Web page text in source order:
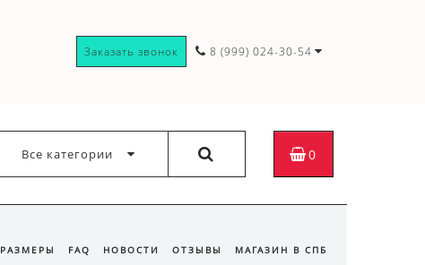
Заказать звонок 8 (999) 024-30-54
Все категории 0
РАЗМЕРЫ FAQ НОВОСТИ ОТЗЫВЫ МАГАЗИН В СПБ